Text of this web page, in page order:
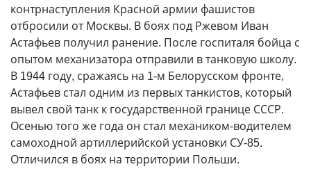
контрнаступления Красной армии фашистов
отбросили от Москвы. В боях под Ржевом Иван
Астафьев получил ранение. После госпиталя бойца с
опытом механизатора отправили в танковую школу.
В 1944 году, сражаясь на 1-м Белорусском фронте,
Астафьев стал одним из первых танкистов, который
вывел свой танк к государственной границе СССР.
Осенью того же года он стал механиком-водителем
самоходной артиллерийской установки СУ-85.
Отличился в боях на территории Польши.